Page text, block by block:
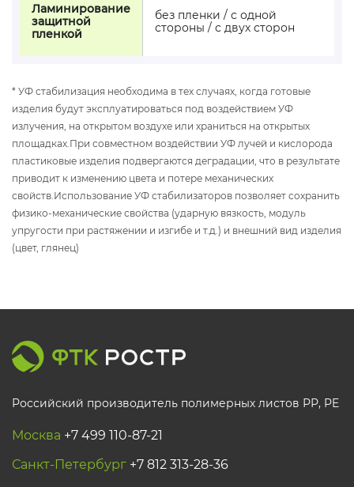
Ламинирование
защитной
пленкой
без пленки / с одной
стороны / с двух сторон
* УФ стабилизация необходима в тех случаях, когда готовые
изделия будут эксплуатироваться под воздействием УФ
излучения, на открытом воздухе или храниться на открытых
площадках.При совместном воздействии УФ лучей и кислорода
пластиковые изделия подвергаются деградации, что в результате
приводит к изменению цвета и потере механических
свойств.Использование УФ стабилизаторов позволяет сохранить
физико-механические свойства (ударную вязкость, модуль
упругости при растяжении и изгибе и т.д.) и внешний вид изделия
(цвет, глянец)
Российский производитель полимерных листов РР, PE
Москва +7 499 110-87-21
Санкт-Петербург +7 812 313-28-36